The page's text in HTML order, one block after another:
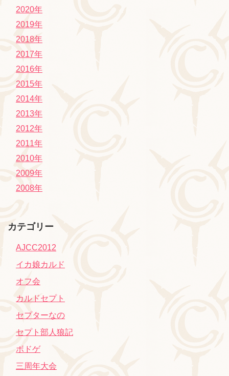
2020年
2019年
2018年
2017年
2016年
2015年
2014年
2013年
2012年
2011年
2010年
2009年
2008年
カテゴリー
AJCC2012
イカ娘カルド
オフ会
カルドセプト
セプターなの
セプト部人狼記
ボドゲ
三周年大会